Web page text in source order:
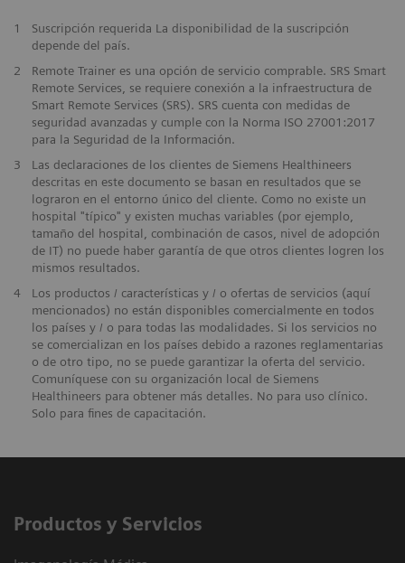
1
Suscripción requerida La disponibilidad de la suscripción
depende del país.
2
Remote Trainer es una opción de servicio comprable. SRS Smart
Remote Services, se requiere conexión a la infraestructura de
Smart Remote Services (SRS). SRS cuenta con medidas de
seguridad avanzadas y cumple con la Norma ISO 27001:2017
para la Seguridad de la Información.
3
Las declaraciones de los clientes de Siemens Healthineers
descritas en este documento se basan en resultados que se
lograron en el entorno único del cliente. Como no existe un
hospital "típico" y existen muchas variables (por ejemplo,
tamaño del hospital, combinación de casos, nivel de adopción
de IT) no puede haber garantía de que otros clientes logren los
mismos resultados.
4
Los productos / características y / o ofertas de servicios (aquí
mencionados) no están disponibles comercialmente en todos
los países y / o para todas las modalidades. Si los servicios no
se comercializan en los países debido a razones reglamentarias
o de otro tipo, no se puede garantizar la oferta del servicio.
Comuníquese con su organización local de Siemens
Healthineers para obtener más detalles. No para uso clínico.
Solo para fines de capacitación.
Productos y Servicios